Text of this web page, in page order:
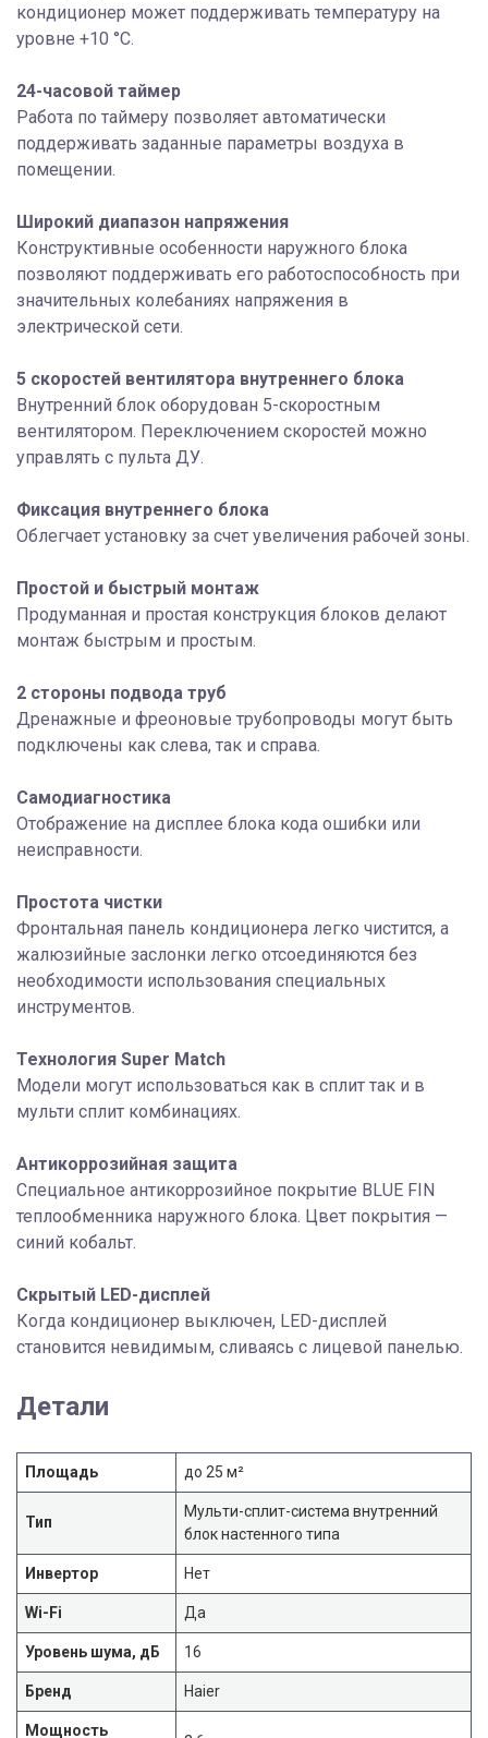
кондиционер может поддерживать температуру на
уровне +10 °С.
24-часовой таймер
Работа по таймеру позволяет автоматически
поддерживать заданные параметры воздуха в
помещении.
Широкий диапазон напряжения
Конструктивные особенности наружного блока
позволяют поддерживать его работоспособность при
значительных колебаниях напряжения в
электрической сети.
5 скоростей вентилятора внутреннего блока
Внутренний блок оборудован 5-скоростным
вентилятором. Переключением скоростей можно
управлять с пульта ДУ.
Фиксация внутреннего блока
Облегчает установку за счет увеличения рабочей зоны.
Простой и быстрый монтаж
Продуманная и простая конструкция блоков делают
монтаж быстрым и простым.
2 стороны подвода труб
Дренажные и фреоновые трубопроводы могут быть
подключены как слева, так и справа.
Самодиагностика
Отображение на дисплее блока кода ошибки или
неисправности.
Простота чистки
Фронтальная панель кондиционера легко чистится, а
жалюзийные заслонки легко отсоединяются без
необходимости использования специальных
инструментов.
Технология Super Match
Модели могут использоваться как в сплит так и в
мульти сплит комбинациях.
Антикоррозийная защита
Специальное антикоррозийное покрытие BLUE FIN
теплообменника наружного блока. Цвет покрытия —
синий кобальт.
Скрытый LED-дисплей
Когда кондиционер выключен, LED-дисплей
становится невидимым, сливаясь с лицевой панелью.
Детали
Площадь до 25 м²
Тип
Мульти-сплит-система внутренний
блок настенного типа
Инвертор Нет
Wi-Fi Да
Уровень шума, дБ 16
Бренд Haier
Мощность